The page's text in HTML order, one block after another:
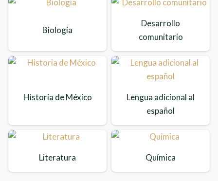
Biología
Desarrollo
comunitario
Historia de México
Lengua adicional al
español
Literatura Química